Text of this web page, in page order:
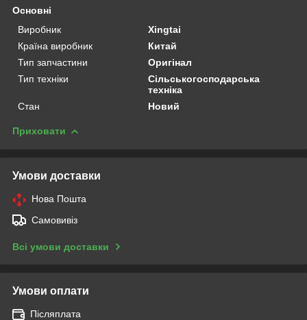
Основні
Виробник
Xingtai
Країна виробник
Китай
Тип запчастини
Оригінал
Тип техніки
Сільськогосподарська
техніка
Стан
Новий
Приховати
Умови доставки
Нова Пошта
Самовивіз
Всі умови доставки
Умови оплати
Післяплата